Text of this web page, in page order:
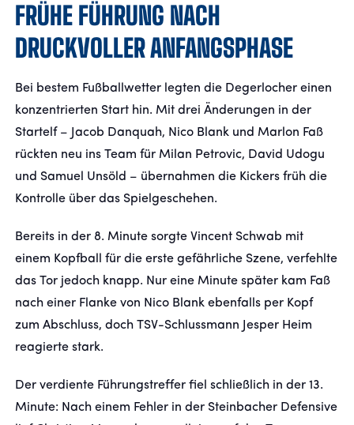
FRÜHE FÜHRUNG NACH
DRUCKVOLLER ANFANGSPHASE
Bei bestem Fußballwetter legten die Degerlocher einen
konzentrierten Start hin. Mit drei Änderungen in der
Startelf – Jacob Danquah, Nico Blank und Marlon Faß
rückten neu ins Team für Milan Petrovic, David Udogu
und Samuel Unsöld – übernahmen die Kickers früh die
Kontrolle über das Spielgeschehen.
Bereits in der 8. Minute sorgte Vincent Schwab mit
einem Kopfball für die erste gefährliche Szene, verfehlte
das Tor jedoch knapp. Nur eine Minute später kam Faß
nach einer Flanke von Nico Blank ebenfalls per Kopf
zum Abschluss, doch TSV-Schlussmann Jesper Heim
reagierte stark.
Der verdiente Führungstreffer fiel schließlich in der 13.
Minute: Nach einem Fehler in der Steinbacher Defensive